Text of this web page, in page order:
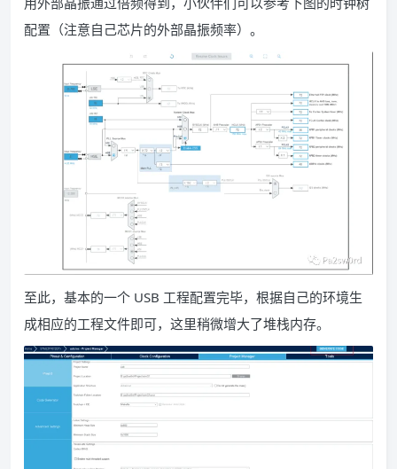
配置（注意自己芯片的外部晶振频率）。
至此，基本的一个 USB 工程配置完毕，根据自己的环境生
成相应的工程文件即可，这里稍微增大了堆栈内存。